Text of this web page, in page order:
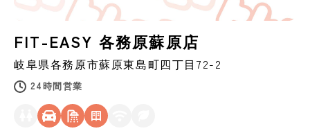
FIT-EASY 各務原蘇原店
岐阜県各務原市蘇原東島町四丁目72-2
24時間営業